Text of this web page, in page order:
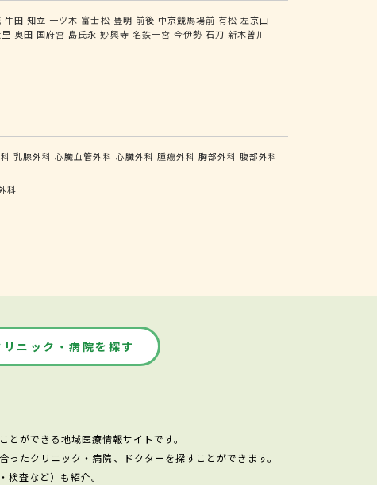
牛田 知立 一ツ木 富士松 豊明 前後 中京競馬場前 有松 左京山
奥田 国府宮 島氏永 妙興寺 名鉄一宮 今伊勢 石刀 新木曽川
乳腺外科 心臓血管外科 心臓外科 腫瘍外科 胸部外科 腹部外科
科
リニック・病院を探す
ができる地域医療情報サイトです。
たクリニック・病院、ドクターを探すことができます。
査など）も紹介。